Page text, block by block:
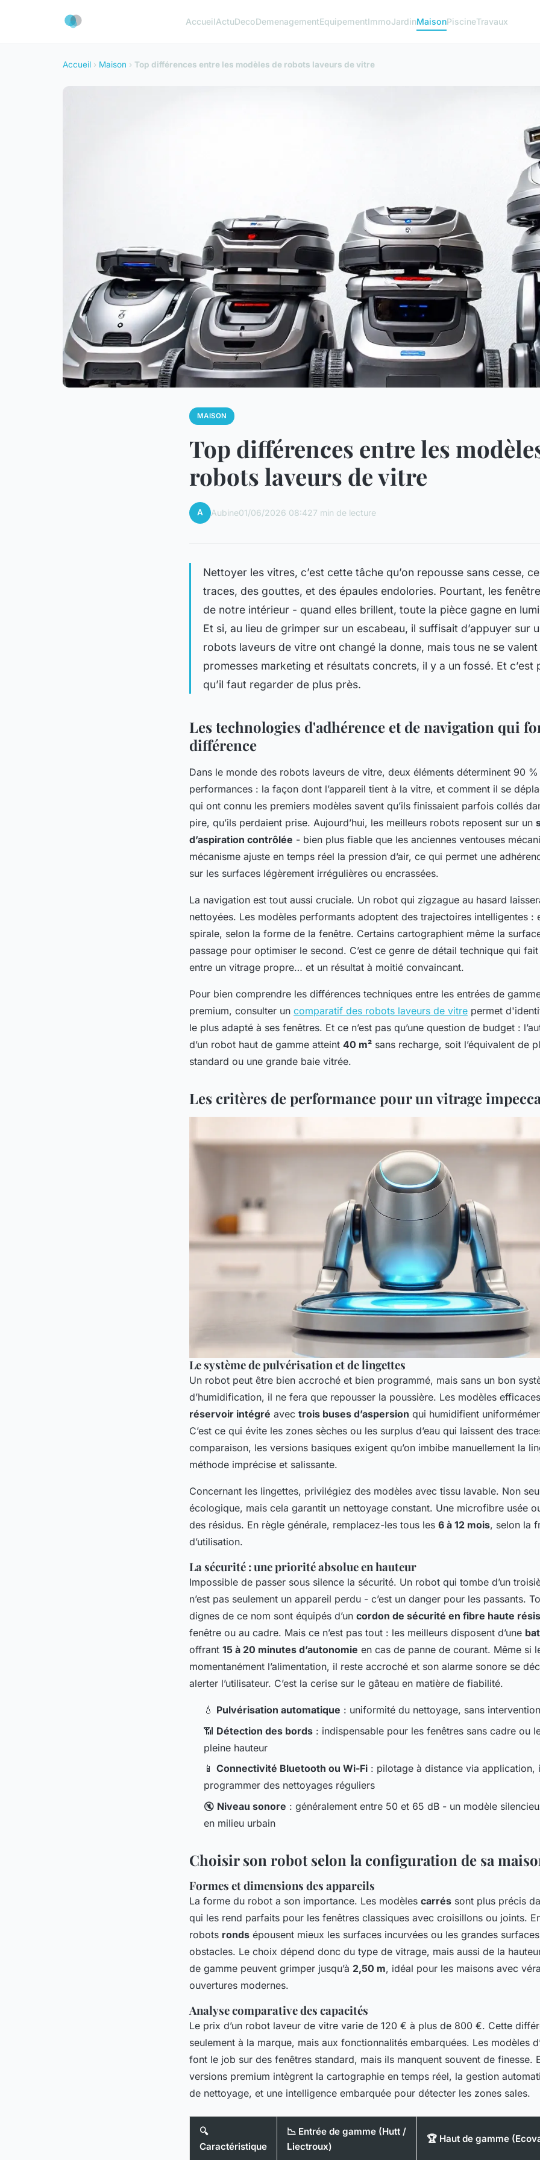
AccueilActuDecoDemenagementEquipementImmoJardinMaisonPiscineTravaux
Accueil › Maison › Top différences entre les modèles de robots laveurs de vitre
MAISON
Top différences entre les
robots laveurs de vitre
A Aubine01/06/2026 08:427 min de lecture
Nettoyer les vitres, c’est cette tâche qu’on repousse sans cesse,
traces, des gouttes, et des épaules endolories. Pourtant, les
de notre intérieur - quand elles brillent, toute la pièce gagne en
Et si, au lieu de grimper sur un escabeau, il suffisait d’appuyer sur
robots laveurs de vitre ont changé la donne, mais tous ne se
promesses marketing et résultats concrets, il y a un fossé. Et c’est
qu’il faut regarder de plus près.
Les technologies d'adhérence et de navigation qui
différence
Dans le monde des robots laveurs de vitre, deux éléments déterminent 90
performances : la façon dont l’appareil tient à la vitre, et comment il se
qui ont connu les premiers modèles savent qu’ils finissaient parfois collés
pire, qu’ils perdaient prise. Aujourd’hui, les meilleurs robots reposent sur un
d’aspiration contrôlée - bien plus fiable que les anciennes ventouses
mécanisme ajuste en temps réel la pression d’air, ce qui permet une
sur les surfaces légèrement irrégulières ou encrassées.
La navigation est tout aussi cruciale. Un robot qui zigzague au hasard
nettoyées. Les modèles performants adoptent des trajectoires intelligentes :
spirale, selon la forme de la fenêtre. Certains cartographient même la
passage pour optimiser le second. C’est ce genre de détail technique qui
entre un vitrage propre… et un résultat à moitié convaincant.
Pour bien comprendre les différences techniques entre les entrées de
premium, consulter un comparatif des robots laveurs de vitre permet
le plus adapté à ses fenêtres. Et ce n’est pas qu’une question de budget :
d’un robot haut de gamme atteint 40 m² sans recharge, soit l’équivalent de
standard ou une grande baie vitrée.
Les critères de performance pour un vitrage
Le système de pulvérisation et de lingettes
Un robot peut être bien accroché et bien programmé, mais sans un bon
d’humidification, il ne fera que repousser la poussière. Les modèles
réservoir intégré avec trois buses d’aspersion qui humidifient
C’est ce qui évite les zones sèches ou les surplus d’eau qui laissent des
comparaison, les versions basiques exigent qu’on imbibe manuellement la
méthode imprécise et salissante.
Concernant les lingettes, privilégiez des modèles avec tissu lavable. Non
écologique, mais cela garantit un nettoyage constant. Une microfibre usée
des résidus. En règle générale, remplacez-les tous les 6 à 12 mois, selon la
d’utilisation.
La sécurité : une priorité absolue en hauteur
Impossible de passer sous silence la sécurité. Un robot qui tombe d’un
n’est pas seulement un appareil perdu - c’est un danger pour les passants.
dignes de ce nom sont équipés d’un cordon de sécurité en fibre haute
fenêtre ou au cadre. Mais ce n’est pas tout : les meilleurs disposent d’une
offrant 15 à 20 minutes d’autonomie en cas de panne de courant. Même si
momentanément l’alimentation, il reste accroché et son alarme sonore se
alerter l’utilisateur. C’est la cerise sur le gâteau en matière de fiabilité.
💧 Pulvérisation automatique : uniformité du nettoyage, sans
📶 Détection des bords : indispensable pour les fenêtres sans cadre ou
pleine hauteur
📱 Connectivité Bluetooth ou Wi-Fi : pilotage à distance via application,
programmer des nettoyages réguliers
🔇 Niveau sonore : généralement entre 50 et 65 dB - un modèle
en milieu urbain
Choisir son robot selon la configuration de sa
Formes et dimensions des appareils
La forme du robot a son importance. Les modèles carrés sont plus précis
qui les rend parfaits pour les fenêtres classiques avec croisillons ou joints.
robots ronds épousent mieux les surfaces incurvées ou les grandes
obstacles. Le choix dépend donc du type de vitrage, mais aussi de la
de gamme peuvent grimper jusqu’à 2,50 m, idéal pour les maisons avec
ouvertures modernes.
Analyse comparative des capacités
Le prix d’un robot laveur de vitre varie de 120 € à plus de 800 €. Cette
seulement à la marque, mais aux fonctionnalités embarquées. Les modèles
font le job sur des fenêtres standard, mais ils manquent souvent de finesse.
versions premium intègrent la cartographie en temps réel, la gestion
de nettoyage, et une intelligence embarquée pour détecter les zones sales.
🔍
Caractéristique
📉 Entrée de gamme (Hutt /
Liectroux)
🏆 Haut de gamme